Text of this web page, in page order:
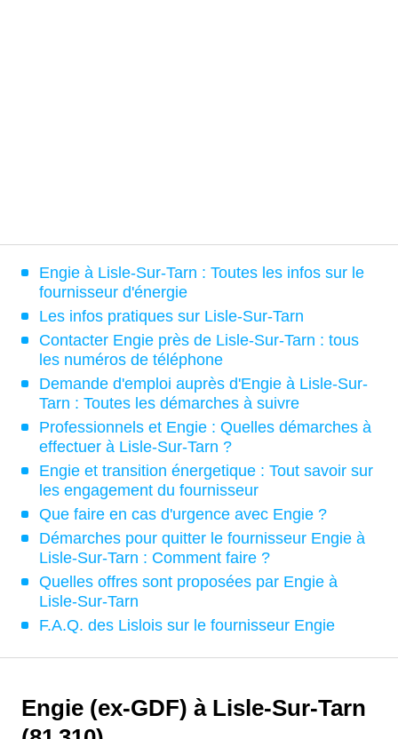
Engie à Lisle-Sur-Tarn : Toutes les infos sur le
fournisseur d'énergie
Les infos pratiques sur Lisle-Sur-Tarn
Contacter Engie près de Lisle-Sur-Tarn : tous
les numéros de téléphone
Demande d'emploi auprès d'Engie à Lisle-Sur-
Tarn : Toutes les démarches à suivre
Professionnels et Engie : Quelles démarches à
effectuer à Lisle-Sur-Tarn ?
Engie et transition énergetique : Tout savoir sur
les engagement du fournisseur
Que faire en cas d'urgence avec Engie ?
Démarches pour quitter le fournisseur Engie à
Lisle-Sur-Tarn : Comment faire ?
Quelles offres sont proposées par Engie à
Lisle-Sur-Tarn
F.A.Q. des Lislois sur le fournisseur Engie
Engie (ex-GDF) à Lisle-Sur-Tarn